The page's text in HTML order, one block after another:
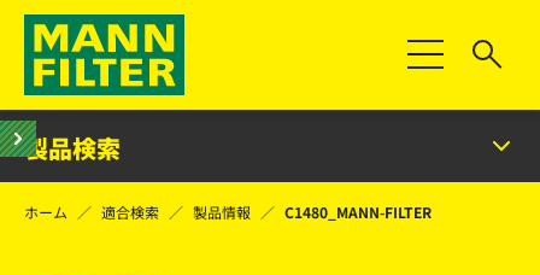
Toggle
製品検索
ホーム 適合検索 製品情報 C1480_MANN-FILTER